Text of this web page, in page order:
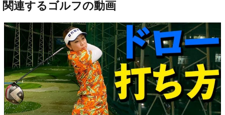
関連するゴルフの動画